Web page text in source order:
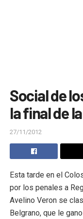
Social de
la final de
27/11/2012
Esta tarde en el
por los penales a
Avelino Veron se
Belgrano, que le